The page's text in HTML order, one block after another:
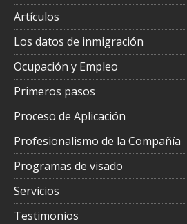
Artículos
Los datos de inmigración
Ocupación y Empleo
Primeros pasos
Proceso de Aplicación
Profesionalismo de la Compañía
Programas de visado
Servicios
Testimonios